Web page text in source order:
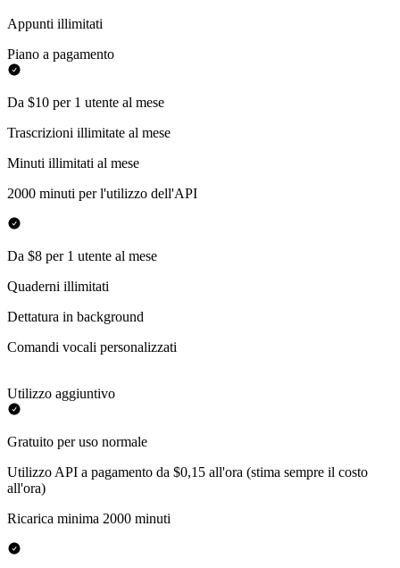
Appunti illimitati
Piano a pagamento
Da $10 per 1 utente al mese
Trascrizioni illimitate al mese
Minuti illimitati al mese
2000 minuti per l'utilizzo dell'API
Da $8 per 1 utente al mese
Quaderni illimitati
Dettatura in background
Comandi vocali personalizzati
Utilizzo aggiuntivo
Gratuito per uso normale
Utilizzo API a pagamento da $0,15 all'ora (stima sempre il costo
all'ora)
Ricarica minima 2000 minuti